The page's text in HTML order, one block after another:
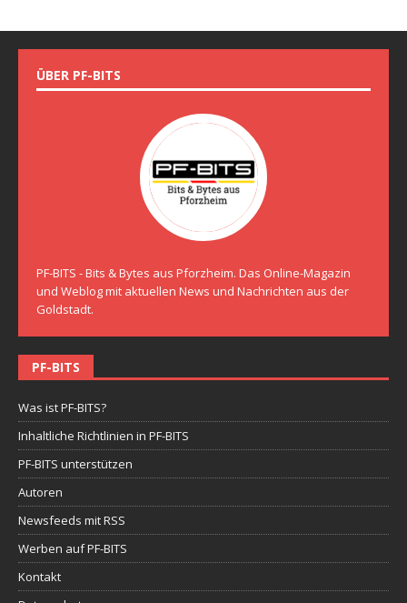
ÜBER PF-BITS
PF-BITS - Bits & Bytes aus Pforzheim. Das Online-Magazin
und Weblog mit aktuellen News und Nachrichten aus der
Goldstadt.
PF-BITS
Was ist PF-BITS?
Inhaltliche Richtlinien in PF-BITS
PF-BITS unterstützen
Autoren
Newsfeeds mit RSS
Werben auf PF-BITS
Kontakt